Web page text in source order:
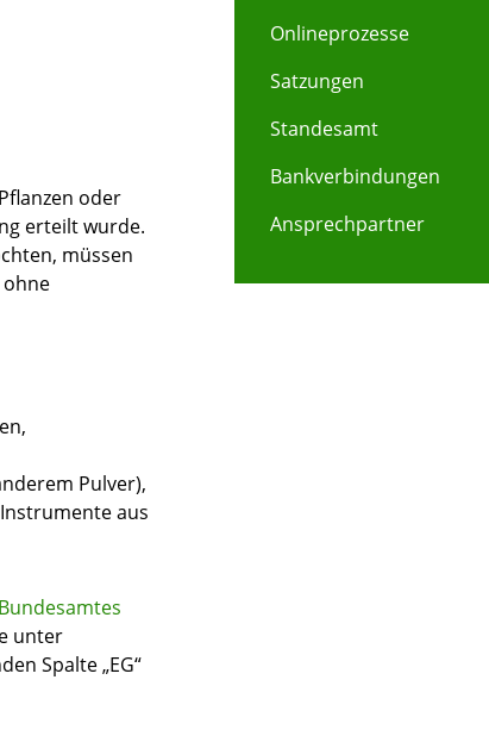
oder
erteilt wurde.
müssen
Pulver),
aus
unter
Spalte „EG“
Onlineprozesse
Satzungen
Standesamt
Bankverbindungen
Ansprechpartner